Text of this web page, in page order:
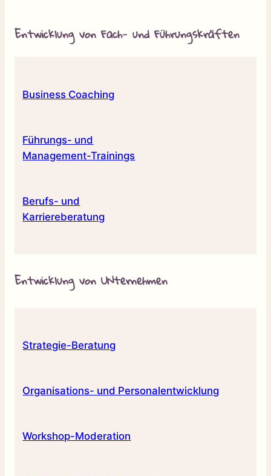
Entwicklung von Fach- und Führungskräften
Business Coaching
Führungs- und
Management-Trainings
Berufs- und
Karriereberatung
Entwicklung von UNternehmen
Strategie-Beratung
Organisations- und Personalentwicklung
Workshop-Moderation